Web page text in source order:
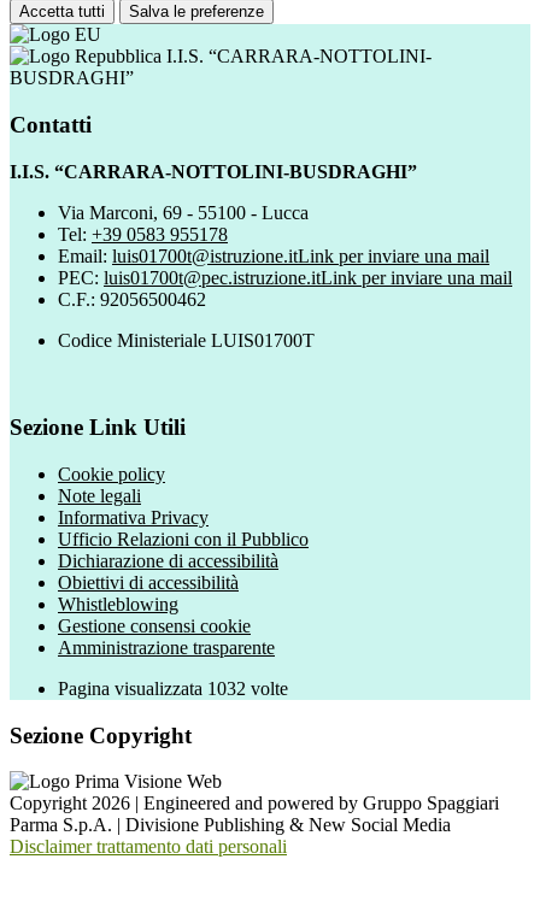
Accetta tutti Salva le preferenze
I.I.S. “CARRARA-NOTTOLINI-
BUSDRAGHI”
Contatti
I.I.S. “CARRARA-NOTTOLINI-BUSDRAGHI”
Via Marconi, 69 - 55100 - Lucca
Tel: +39 0583 955178
Email: luis01700t@istruzione.itLink per inviare una mail
PEC: luis01700t@pec.istruzione.itLink per inviare una mail
C.F.: 92056500462
Codice Ministeriale LUIS01700T
Sezione Link Utili
Cookie policy
Note legali
Informativa Privacy
Ufficio Relazioni con il Pubblico
Dichiarazione di accessibilità
Obiettivi di accessibilità
Whistleblowing
Gestione consensi cookie
Amministrazione trasparente
Pagina visualizzata 1032 volte
Sezione Copyright
Copyright 2026 | Engineered and powered by Gruppo Spaggiari
Parma S.p.A. | Divisione Publishing & New Social Media
Disclaimer trattamento dati personali